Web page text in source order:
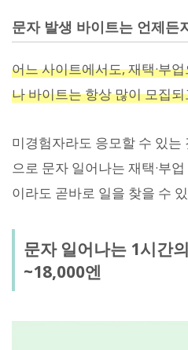
문자 발생 바이트는 언제든
어느 사이트에서도, 재택·부
나 바이트는 항상 많이 모집
미경험자라도 응모할 수 있는
으로 문자 일어나는 재택·부
이라도 곧바로 일을 찾을 수
문자 일어나는 1시간
~18,000엔